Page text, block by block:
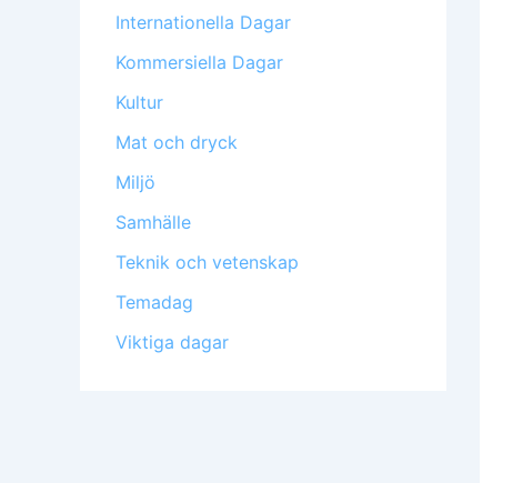
Internationella Dagar
Kommersiella Dagar
Kultur
Mat och dryck
Miljö
Samhälle
Teknik och vetenskap
Temadag
Viktiga dagar